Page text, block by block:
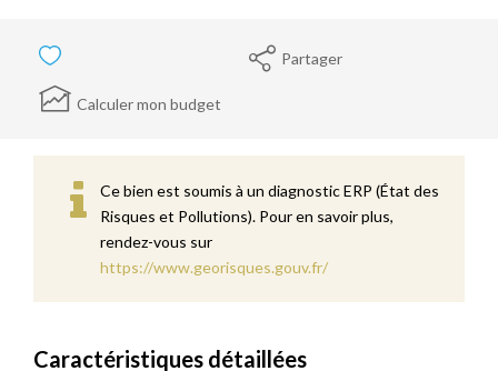
Partager
Calculer mon budget
Ce bien est soumis à un diagnostic ERP (État des
Risques et Pollutions). Pour en savoir plus,
rendez-vous sur
https://www.georisques.gouv.fr/
Caractéristiques détaillées